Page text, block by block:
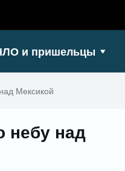
и пришельцы
Мексикой
небу над